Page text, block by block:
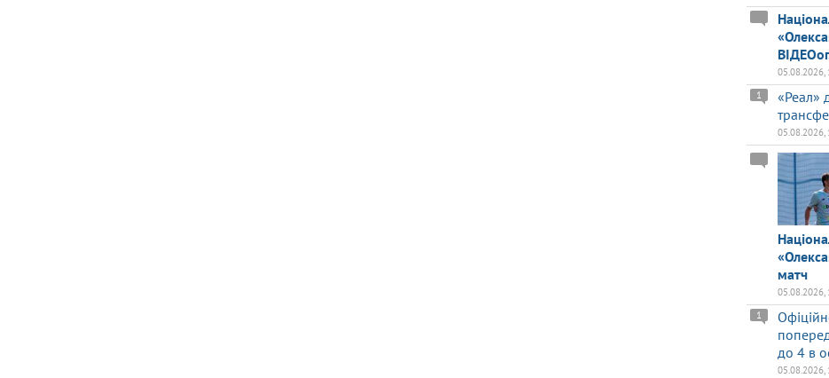
05.08.2026,
«Реал»
1
05.08.2026,
матч
05.08.2026,
до 4 в
1
05.08.2026,